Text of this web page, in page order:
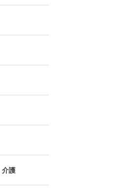
介護